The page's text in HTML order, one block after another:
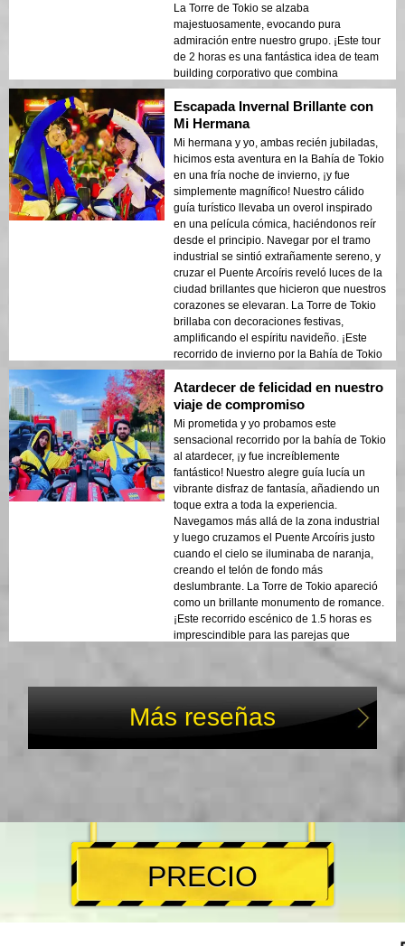
La Torre de Tokio se alzaba
majestuosamente, evocando pura
admiración entre nuestro grupo. ¡Este tour
de 2 horas es una fantástica idea de team
building corporativo que combina
diversión, unión y las vibras únicas de la
ciudad!
Escapada Invernal Brillante con
Mi Hermana
Mi hermana y yo, ambas recién jubiladas,
hicimos esta aventura en la Bahía de Tokio
en una fría noche de invierno, ¡y fue
simplemente magnífico! Nuestro cálido
guía turístico llevaba un overol inspirado
en una película cómica, haciéndonos reír
desde el principio. Navegar por el tramo
industrial se sintió extrañamente sereno, y
cruzar el Puente Arcoíris reveló luces de la
ciudad brillantes que hicieron que nuestros
corazones se elevaran. La Torre de Tokio
brillaba con decoraciones festivas,
amplificando el espíritu navideño. ¡Este
recorrido de invierno por la Bahía de Tokio
es una verdadera joya!
Atardecer de felicidad en nuestro
viaje de compromiso
Mi prometida y yo probamos este
sensacional recorrido por la bahía de Tokio
al atardecer, ¡y fue increíblemente
fantástico! Nuestro alegre guía lucía un
vibrante disfraz de fantasía, añadiendo un
toque extra a toda la experiencia.
Navegamos más allá de la zona industrial
y luego cruzamos el Puente Arcoíris justo
cuando el cielo se iluminaba de naranja,
creando el telón de fondo más
deslumbrante. La Torre de Tokio apareció
como un brillante monumento de romance.
¡Este recorrido escénico de 1.5 horas es
imprescindible para las parejas que
Más reseñas
PRECIO